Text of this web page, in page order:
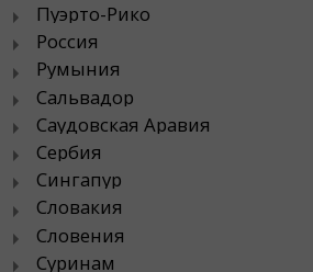
Пуэрто-Рико
Россия
Румыния
Сальвадор
Саудовская Аравия
Сербия
Сингапур
Словакия
Словения
Суринам